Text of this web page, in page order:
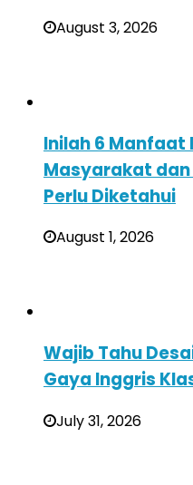
August 3, 2026
Inilah 6 Manfaat
Masyarakat
Perlu Diketahui
August 1, 2026
Wajib Tahu
Gaya Inggris
July 31, 2026